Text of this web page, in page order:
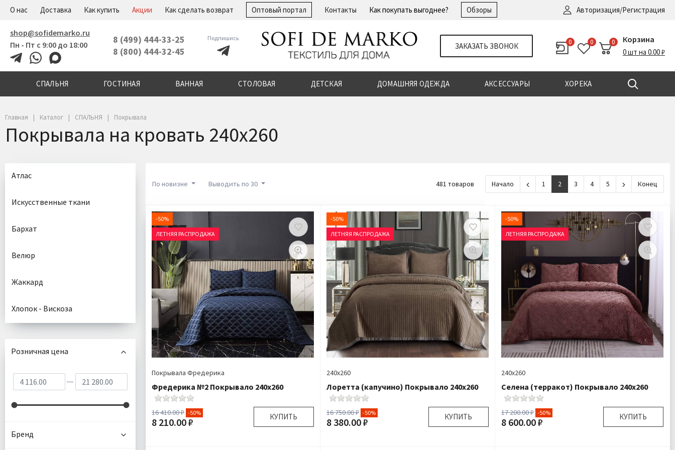
О нас Доставка Как купить Акции Как сделать возврат Оптовый портал Контакты Как покупать выгоднее? Обзоры Авторизация/Регистрация
shop@sofidemarko.ru
Пн - Пт с 9:00 до 18:00
8 (499) 444-33-25
8 (800) 444-32-45
Подпишись
ЗАКАЗАТЬ ЗВОНОК 0 0 0 Корзина
0 шт на 0.00 ₽
СПАЛЬНЯ ГОСТИНАЯ ВАННАЯ СТОЛОВАЯ ДЕТСКАЯ ДОМАШНЯЯ ОДЕЖДА АКСЕССУАРЫ ХОРЕКА
Регистрация
Главная Каталог СПАЛЬНЯ Покрывала
Покрывала на кровать 240x260
По новизне Выводить по 30 481 товаров Начало 1 2 3 4 5 Конец
-50%
ЛЕТНЯЯ РАСПРОДАЖА
Покрывала Фредерика
Фредерика №2 Покрывало 240х260
16 410.00 ₽ -50%
8 210.00 ₽ КУПИТЬ
-50%
ЛЕТНЯЯ РАСПРОДАЖА
240х260
Лоретта (капучино) Покрывало 240х260
16 750.00 ₽ -50%
8 380.00 ₽ КУПИТЬ
-50%
ЛЕТНЯЯ РАСПРОДАЖА
240х260
Селена (терракот) Покрывало 240х260
17 200.00 ₽ -50%
8 600.00 ₽ КУПИТЬ
Атлас
Искусственные ткани
Бархат
Велюр
Жаккард
Хлопок - Вискоза
Розничная цена
Бренд